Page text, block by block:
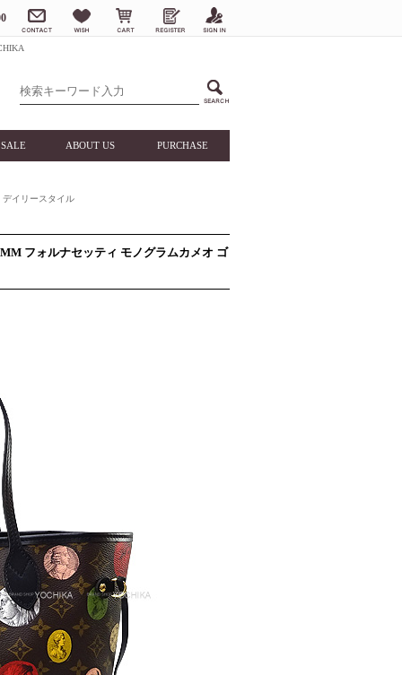
SALE ABOUT US PURCHASE
デイリースタイル
フォルナセッティ モノグラムカメオ ゴ